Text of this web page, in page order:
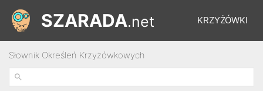
KRZYŻÓWKI
SZARADA.net
Słownik Określeń Krzyżówkowych